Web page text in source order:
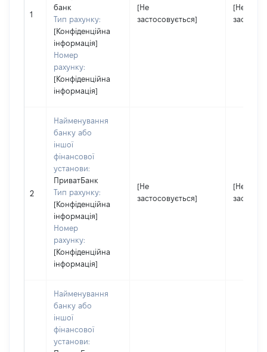
1
банк
Тип рахунку:
[Конфіденційна
інформація]
Номер
рахунку:
[Конфіденційна
інформація]
[Не
застосовується]
[Не
2
Найменування
банку або
іншої
фінансової
установи:
ПриватБанк
Тип рахунку:
[Конфіденційна
інформація]
Номер
рахунку:
[Конфіденційна
інформація]
[Не
застосовується]
[Не
Найменування
банку або
іншої
фінансової
установи: